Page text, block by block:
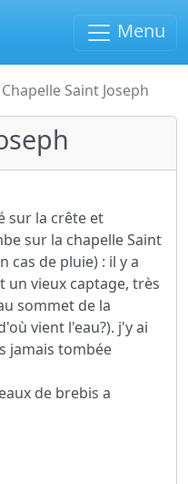
Menu
Chapelle Saint Joseph
sur la crête et
sur la chapelle Saint
cas de pluie) : il y a
un vieux captage, très
sommet de la
vient l'eau?). j'y ai
jamais tombée
de brebis a